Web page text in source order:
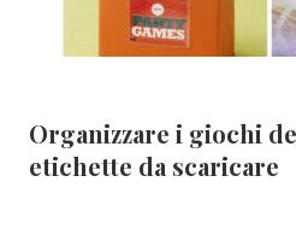
Organizzare i giochi
etichette da scaricare